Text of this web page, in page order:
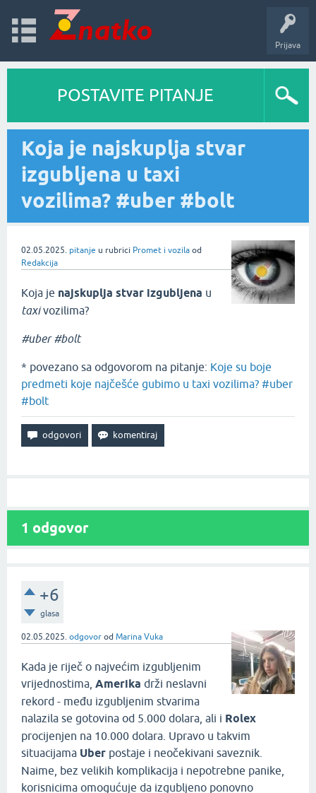
Prijava
POSTAVITE PITANJE
Koja je najskuplja stvar
izgubljena u taxi
vozilima? #uber #bolt
02.05.2025. pitanje u rubrici Promet i vozila od
Redakcija
Koja je najskuplja stvar izgubljena u
taxivozilima?
#uber #bolt
* povezano sa odgovorom na pitanje: Koje su boje
predmeti koje najčešće gubimo u taxi vozilima? #uber
#bolt
1 odgovor
+6
glasa
02.05.2025. odgovor od Marina Vuka
Kada je riječ o najvećim izgubljenim
vrijednostima, Amerika drži neslavni
rekord - među izgubljenim stvarima
nalazila se gotovina od 5.000 dolara, ali i Rolex
procijenjen na 10.000 dolara. Upravo u takvim
situacijama Uber postaje i neočekivani saveznik.
Naime, bez velikih komplikacija i nepotrebne panike,
korisnicima omogućuje da izgubljeno ponovno